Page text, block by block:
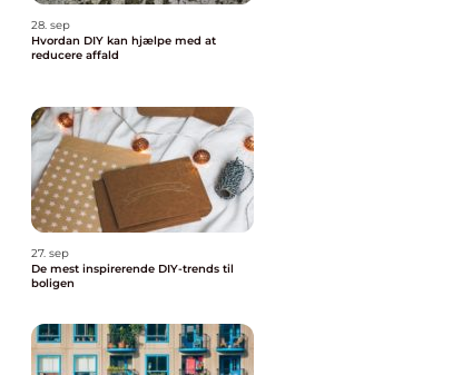
28. sep
Hvordan DIY kan hjælpe med at
reducere affald
27. sep
De mest inspirerende DIY-trends til
boligen